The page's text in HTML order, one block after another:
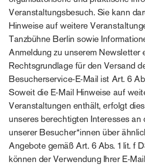
Veranstaltungsbesuch. Sie kann
Hinweise auf weitere
Tanzbühne Berlin sowie
Anmeldung zu unserem Newsletter
Rechtsgrundlage für den Versand
Besucherservice-E-Mail ist Art. 6
Soweit die E-Mail Hinweise auf
Veranstaltungen enthält, erfolgt
unseres berechtigten Interesses an
unserer Besucher*innen über
Angebote gemäß Art. 6 Abs. 1 lit. f
können der Verwendung Ihrer E-